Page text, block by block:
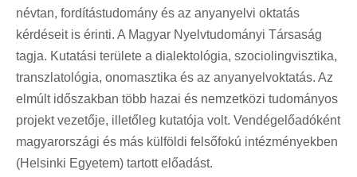
névtan, fordítástudomány és az anyanyelvi oktatás
kérdéseit is érinti. A Magyar Nyelvtudományi Társaság
tagja. Kutatási területe a dialektológia, szociolingvisztika,
transzlatológia, onomasztika és az anyanyelvoktatás. Az
elmúlt időszakban több hazai és nemzetközi tudományos
projekt vezetője, illetőleg kutatója volt. Vendégelőadóként
magyarországi és más külföldi felsőfokú intézményekben
(Helsinki Egyetem) tartott előadást.